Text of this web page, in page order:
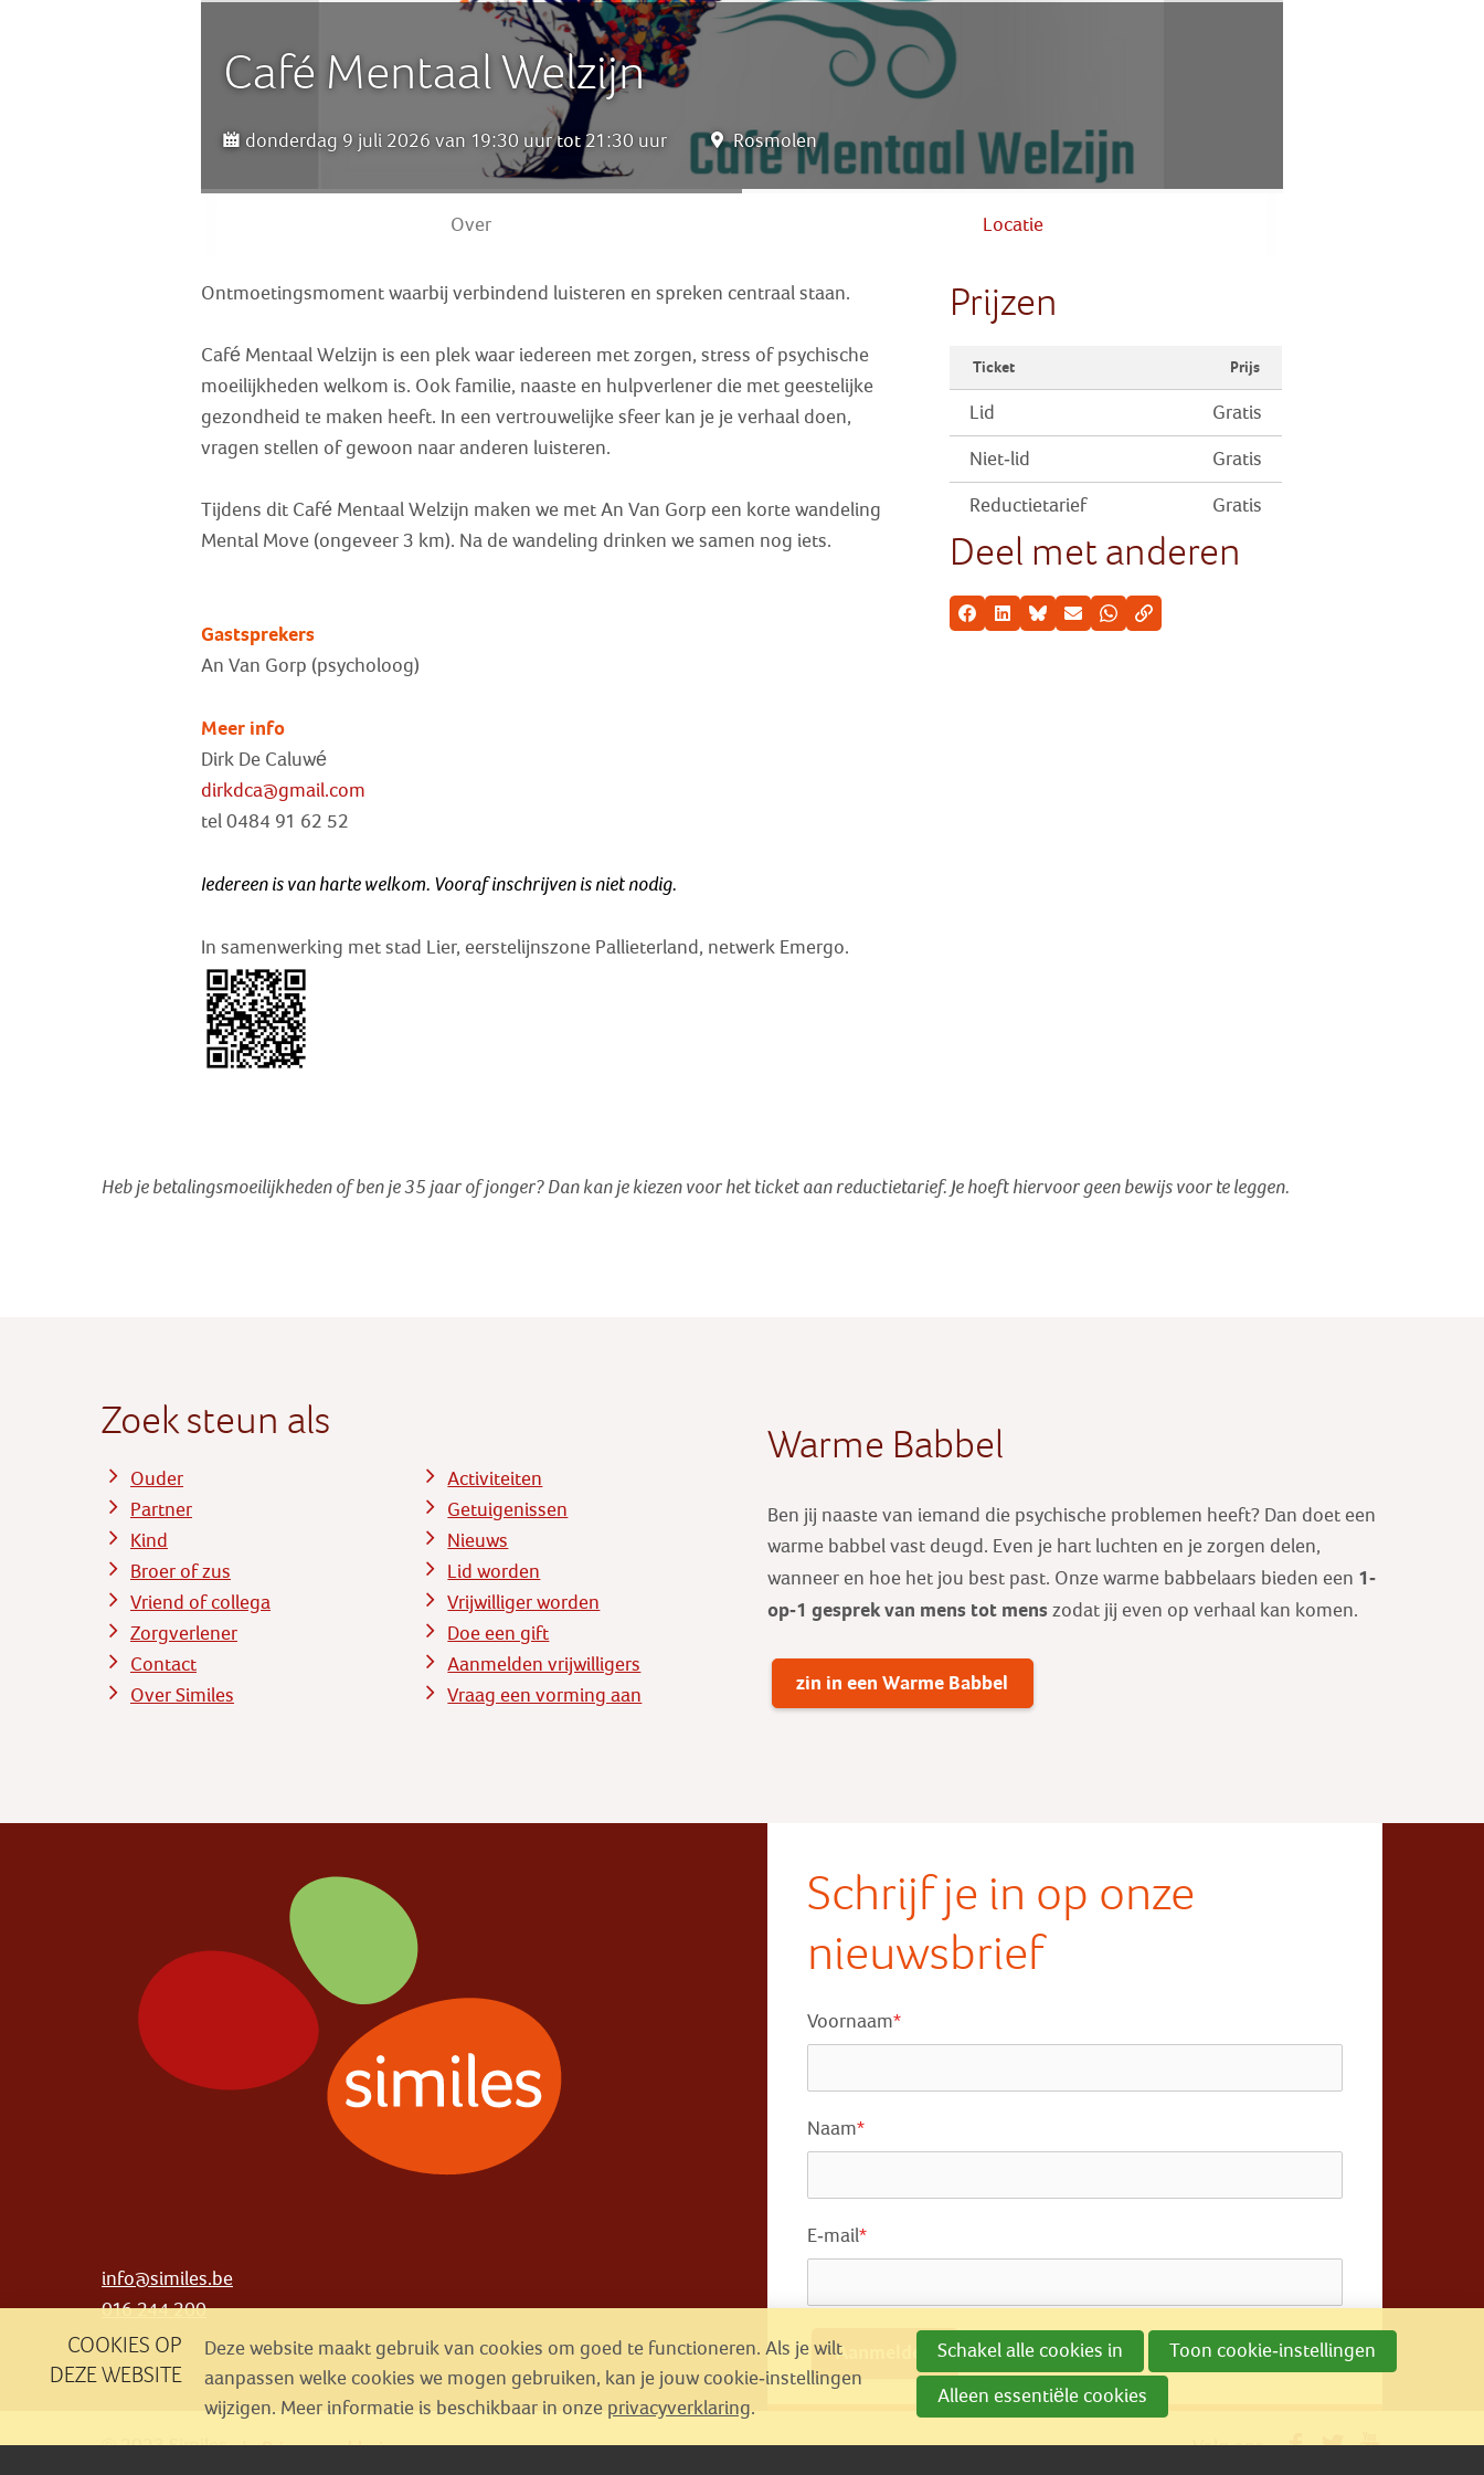
Café Mentaal Welzijn
donderdag 9 juli 2026 van 19:30 uur tot 21:30 uur Rosmolen
Over Locatie
Ontmoetingsmoment waarbij verbindend luisteren en spreken centraal staan.
Café Mentaal Welzijn is een plek waar iedereen met zorgen, stress of psychische
moeilijkheden welkom is. Ook familie, naaste en hulpverlener die met geestelijke
gezondheid te maken heeft. In een vertrouwelijke sfeer kan je je verhaal doen,
vragen stellen of gewoon naar anderen luisteren.
Tijdens dit Café Mentaal Welzijn maken we met An Van Gorp een korte wandeling
Mental Move (ongeveer 3 km). Na de wandeling drinken we samen nog iets.
Gastsprekers
An Van Gorp (psycholoog)
Meer info
Dirk De Caluwé
dirkdca@gmail.com
tel 0484 91 62 52
Iedereen is van harte welkom. Vooraf inschrijven is niet nodig.
In samenwerking met stad Lier, eerstelijnszone Pallieterland, netwerk Emergo.
Prijzen
Ticket Prijs
Lid Gratis
Niet-lid Gratis
Reductietarief Gratis
Deel met anderen
Facebook
LinkedInBlueskyE-mailWhatsappKopieer link
Heb je betalingsmoeilijkheden of ben je 35 jaar of jonger? Dan kan je kiezen voor het ticket aan reductietarief. Je hoeft hiervoor geen bewijs voor te leggen.
Zoek steun als
Ouder
Partner
Kind
Broer of zus
Vriend of collega
Zorgverlener
Contact
Over Similes
Activiteiten
Getuigenissen
Nieuws
Lid worden
Vrijwilliger worden
Doe een gift
Aanmelden vrijwilligers
Vraag een vorming aan
Warme Babbel
Ben jij naaste van iemand die psychische problemen heeft? Dan doet een
warme babbel vast deugd. Even je hart luchten en je zorgen delen,
wanneer en hoe het jou best past. Onze warme babbelaars bieden een 1-
op-1 gesprek van mens tot mens zodat jij even op verhaal kan komen.
zin in een Warme Babbel
info@similes.be
016 244 200
Schrijf je in op onze
nieuwsbrief
Voornaam*
Naam*
E-mail*
Aanmelden
© 2023 Similes Privacyverklaring Volg ons
COOKIES OP
DEZE WEBSITE
Deze website maakt gebruik van cookies om goed te functioneren. Als je wilt
aanpassen welke cookies we mogen gebruiken, kan je jouw cookie-instellingen
wijzigen. Meer informatie is beschikbaar in onze privacyverklaring.
Schakel alle cookies in Toon cookie-instellingen
Alleen essentiële cookies